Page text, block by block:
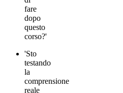
fare
dopo
questo
corso?'
'Sto
testando
la
comprensione
reale